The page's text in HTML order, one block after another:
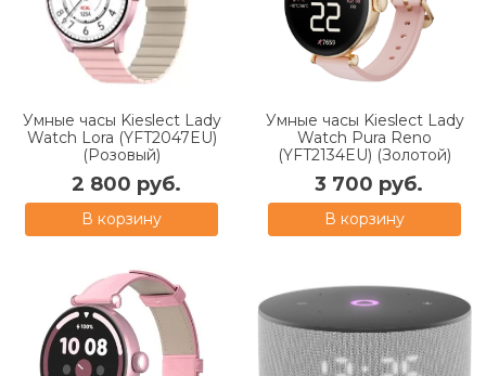
Умные часы Kieslect Lady
Watch Lora (YFT2047EU)
(Розовый)
2 800 руб.
В корзину
Умные часы Kieslect Lady
Watch Pura Reno
(YFT2134EU) (Золотой)
3 700 руб.
В корзину